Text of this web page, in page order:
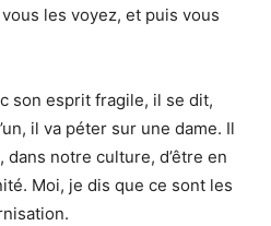
les voyez, et puis vous
son esprit fragile, il se dit,
il va péter sur une dame. Il
dans notre culture, d’être en
Moi, je dis que ce sont les